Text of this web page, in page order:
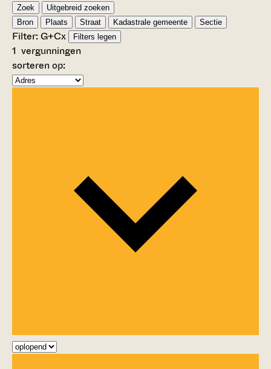
Zoek
Uitgebreid zoeken
Bron
Plaats Straat Kadastrale gemeente Sectie
Filter:G+Cx Filters legen
1 vergunningen
sorteren op: